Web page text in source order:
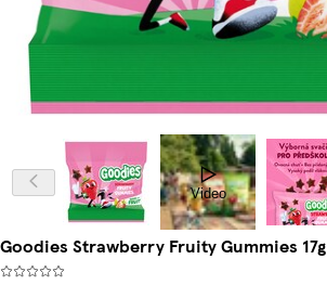
Video
Goodies Strawberry Fruity Gummies 17g